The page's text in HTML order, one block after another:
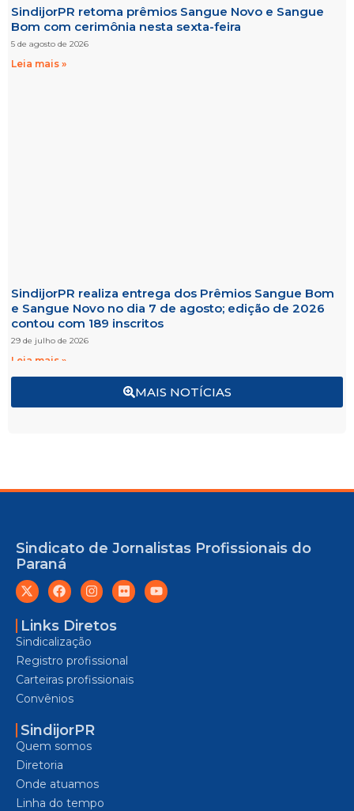
MAIS NOTÍCIAS
SindijorPR retoma prêmios Sangue Novo e Sangue
Bom com cerimônia nesta sexta-feira
5 de agosto de 2026
Leia mais »
SindijorPR realiza entrega dos Prêmios Sangue Bom
e Sangue Novo no dia 7 de agosto; edição de 2026
contou com 189 inscritos
29 de julho de 2026
Leia mais »
Sindicato de Jornalistas Profissionais do
Paraná
Links Diretos
Sindicalização
Registro profissional
Carteiras profissionais
Convênios
SindijorPR
Quem somos
Diretoria
Onde atuamos
Linha do tempo